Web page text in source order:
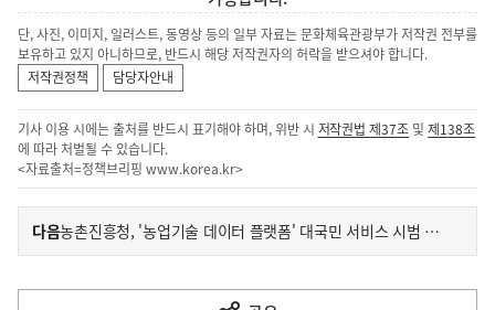
단, 사진, 이미지, 일러스트, 동영상 등의 일부 자료는 문화체육관광부가 저작권 전부를
보유하고 있지 아니하므로, 반드시 해당 저작권자의 허락을 받으셔야 합니다.
저작권정책
담당자안내
기사 이용 시에는 출처를 반드시 표기해야 하며, 위반 시 저작권법 제37조 및제138조
에 따라 처벌될 수 있습니다.
<자료출처=정책브리핑 www.korea.kr>
이
전
다
다음기
사
농촌진흥청, '농업기술 데이터 플랫폼' 대국민 서비스 시범 개시